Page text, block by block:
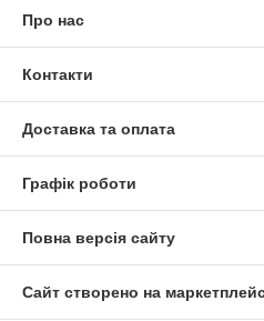
Про нас
Контакти
Доставка та оплата
Графік роботи
Повна версія сайту
Сайт створено на